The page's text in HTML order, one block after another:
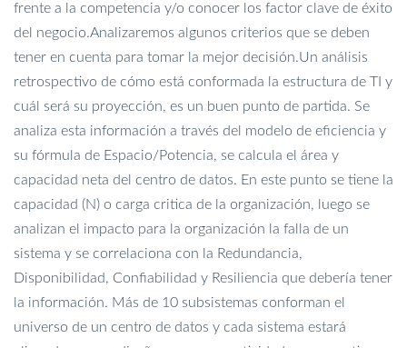
frente a la competencia y/o conocer los factor clave de éxito
del negocio.Analizaremos algunos criterios que se deben
tener en cuenta para tomar la mejor decisión.Un análisis
retrospectivo de cómo está conformada la estructura de TI y
cuál será su proyección, es un buen punto de partida. Se
analiza esta información a través del modelo de eficiencia y
su fórmula de Espacio/Potencia, se calcula el área y
capacidad neta del centro de datos. En este punto se tiene la
capacidad (N) o carga critica de la organización, luego se
analizan el impacto para la organización la falla de un
sistema y se correlaciona con la Redundancia,
Disponibilidad, Confiabilidad y Resiliencia que debería tener
la información. Más de 10 subsistemas conforman el
universo de un centro de datos y cada sistema estará